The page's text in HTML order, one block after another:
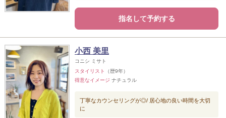
指名して予約する
小西 美里
コニシ ミサト
スタイリスト
（歴9年）
得意なイメージ ナチュラル
丁寧なカウンセリングが◎/ 居心地の良い時間を大切
に